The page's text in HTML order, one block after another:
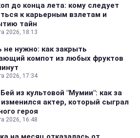
до конца лета: кому следует
к карьерным взлетам и
тайн
2026, 18:13
не нужно: как закрыть
компот из любых фруктов
2026, 17:34
из культовой "Мумии": как за
актер, который сыграл
героя
2026, 16:48